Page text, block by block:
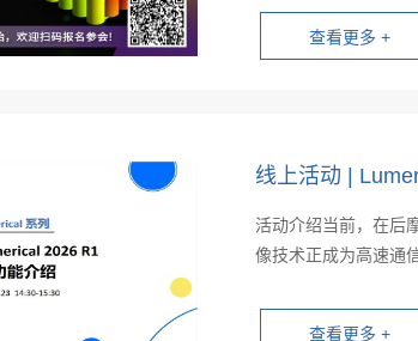
线上活动 |
活动介绍当前，在后
像技术正成为高速通